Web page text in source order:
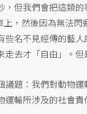
但我們會把這類
，然後因為無法
些名不見經傳的藝
去才「自由」。
議題：我們對動物
輸所涉及的社會責